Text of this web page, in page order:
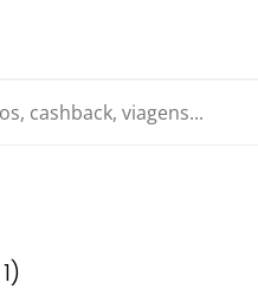
viagens...